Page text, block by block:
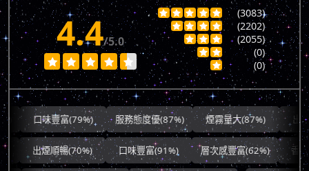
4.4/5.0
    
     (3083)
    (2202)
   (2055)
  (0)
 (0)
口味豐富(79%) 服務態度優(87%) 煙霧量大(87%) 出貨快
出煙順暢(70%) 口味豐富(91%) 層次感豐富(62%) 香氣協